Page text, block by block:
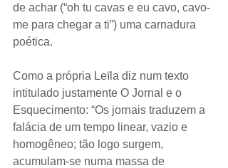
de achar (“oh tu cavas e eu cavo, cavo-
me para chegar a ti”) uma carnadura
poética.
Como a própria Leïla diz num texto
intitulado justamente O Jornal e o
Esquecimento: “Os jornais traduzem a
falácia de um tempo linear, vazio e
homogêneo; tão logo surgem,
acumulam-se numa massa de